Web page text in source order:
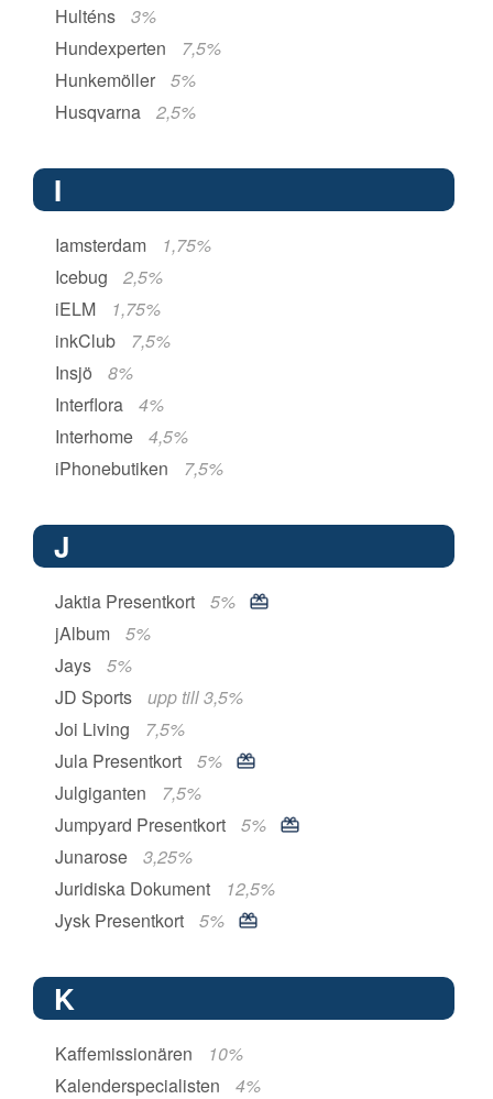
Hulténs
3%
Hundexperten
7,5%
Hunkemöller
5%
Husqvarna
2,5%
I
Iamsterdam
1,75%
Icebug
2,5%
iELM
1,75%
inkClub
7,5%
Insjö
8%
Interflora
4%
Interhome
4,5%
iPhonebutiken
7,5%
J
Jaktia Presentkort
5%
jAlbum
5%
Jays
5%
JD Sports
upp till 3,5%
Joi Living
7,5%
Jula Presentkort
5%
Julgiganten
7,5%
Jumpyard Presentkort
5%
Junarose
3,25%
Juridiska Dokument
12,5%
Jysk Presentkort
5%
K
Kaffemissionären
10%
Kalenderspecialisten
4%